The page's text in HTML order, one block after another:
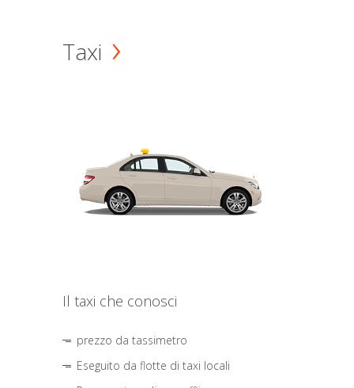
Taxi
Il taxi che conosci
prezzo da tassimetro
Eseguito da flotte di taxi locali